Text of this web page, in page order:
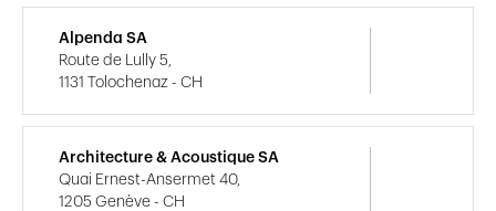
Alpenda SA
Route de Lully 5,
1131 Tolochenaz - CH
Architecture & Acoustique SA
Quai Ernest-Ansermet 40,
1205 Genève - CH